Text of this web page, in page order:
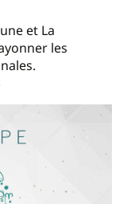
et La
les